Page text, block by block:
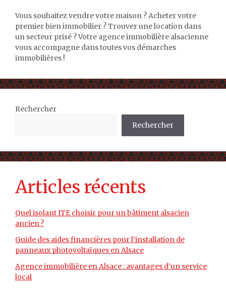
Vous souhaitez vendre votre maison ? Acheter votre
premier bien immobilier ? Trouver une location dans
un secteur prisé ? Votre agence immobilière alsacienne
vous accompagne dans toutes vos démarches
immobilières !
Rechercher
Rechercher
Articles récents
Quel isolant ITE choisir pour un bâtiment alsacien
ancien ?
Guide des aides financières pour l’installation de
panneaux photovoltaïques en Alsace
Agence immobilière en Alsace : avantages d’un service
local